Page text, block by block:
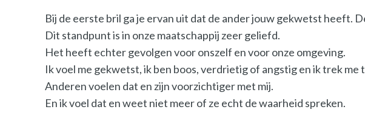
Bij de eerste bril ga je ervan uit dat de ander jouw gekwetst heeft.
Dit standpunt is in onze maatschappij zeer geliefd.
Het heeft echter gevolgen voor onszelf en voor onze omgeving.
Ik voel me gekwetst, ik ben boos, verdrietig of angstig en ik trek me
Anderen voelen dat en zijn voorzichtiger met mij.
En ik voel dat en weet niet meer of ze echt de waarheid spreken.